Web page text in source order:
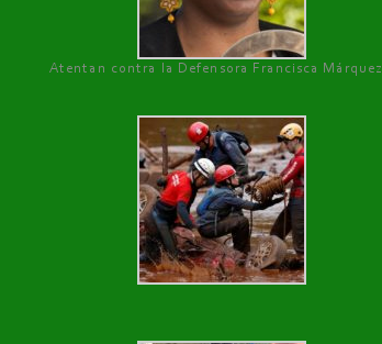
Atentan contra la Defensora Francisca Márquez